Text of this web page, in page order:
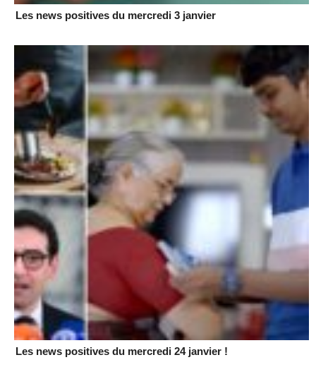
Les news positives du mercredi 3 janvier
Les news positives du mercredi 24 janvier !